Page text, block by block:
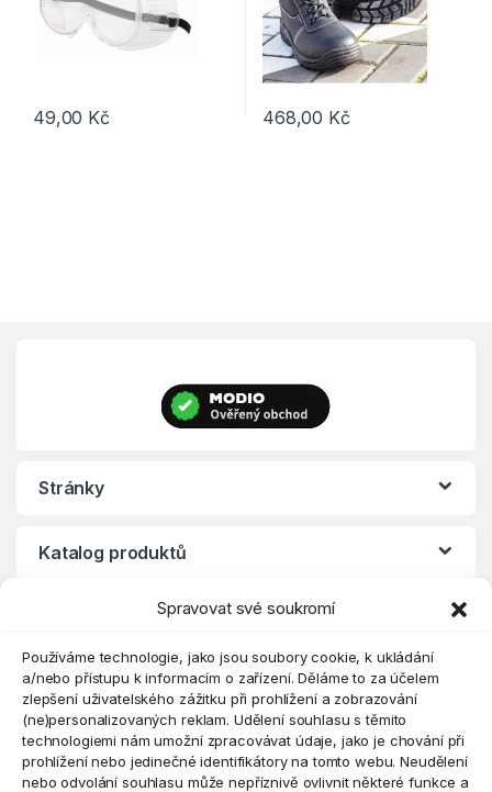
Spravovat své soukromí
Používáme technologie, jako jsou soubory cookie, k ukládání
a/nebo přístupu k informacím o zařízení. Děláme to za účelem
zlepšení uživatelského zážitku při prohlížení a zobrazování
(ne)personalizovaných reklam. Udělení souhlasu s těmito
technologiemi nám umožní zpracovávat údaje, jako je chování při
prohlížení nebo jedinečné identifikátory na tomto webu. Neudělení
nebo odvolání souhlasu může nepříznivě ovlivnit některé funkce a
49,00 Kč 468,00 Kč
Stránky
Katalog produktů